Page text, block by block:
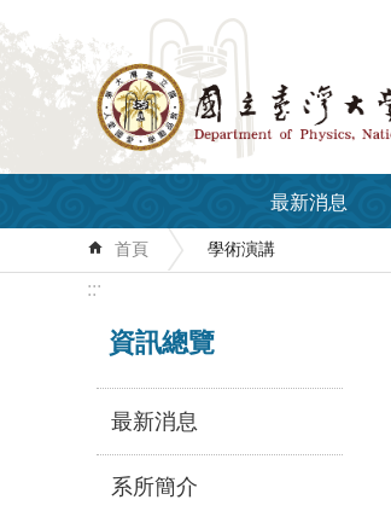
跳到主要內容區塊
最新消息
首頁 學術演講
:::
資訊總覽
最新消息
系所簡介